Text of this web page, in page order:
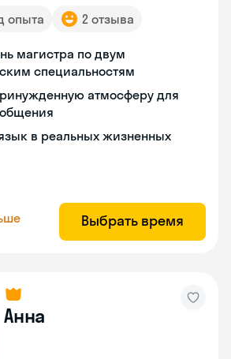
опыта 2 отзыва
магистра по двум
специальностям
атмосферу для
в реальных жизненных
Выбрать время
Анна